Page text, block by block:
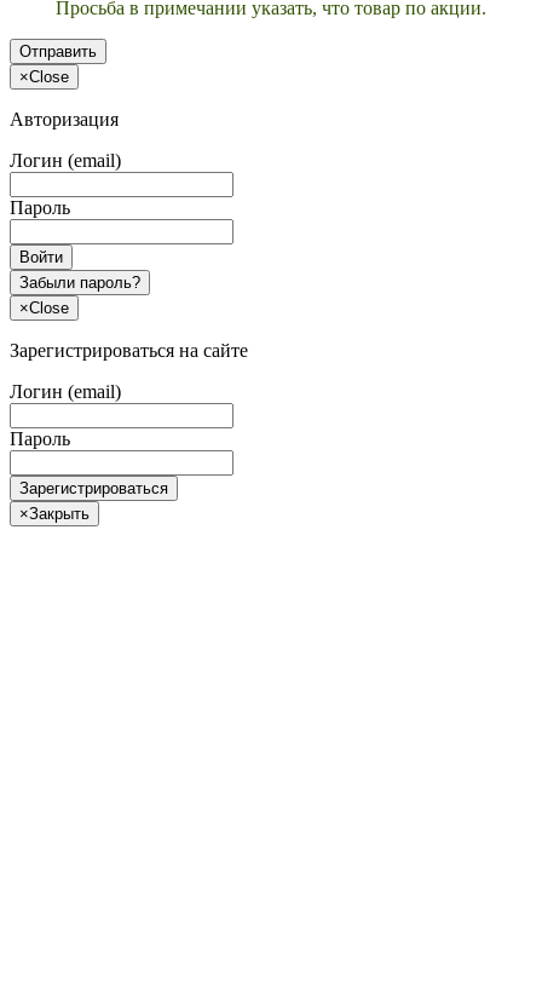
Просьба в примечании указать, что товар по акции.
Отправить
×Close
Авторизация
Логин (email)
Пароль
Войти
Забыли пароль?
×Close
Зарегистрироваться на сайте
Логин (email)
Пароль
Зарегистрироваться
×Закрыть